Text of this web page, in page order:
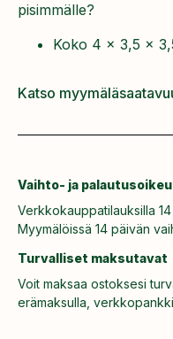
pisimmälle?
Koko 4 x 3,5 x
Katso
Vaihto- ja
Verkkokauppatilauksilla
Myymälöissä 14 päivän
Turvalliset maksutavat
Voit maksaa ostoksesi
erämaksulla,